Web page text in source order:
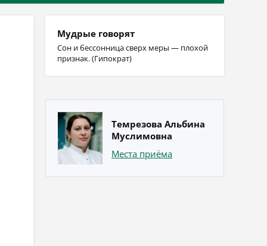
Мудрые говорят
Сон и бессонница сверх меры — плохой
признак. (Гипократ)
Темрезова Альбина
Муслимовна
Места приёма